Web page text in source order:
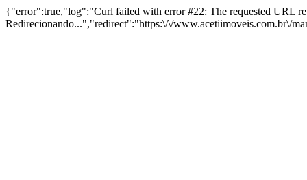
{"error":true,"log":"Curl failed with error #22: The requested URL
Redirecionando...","redirect":"https:\/\/www.acetiimoveis.com.br\/